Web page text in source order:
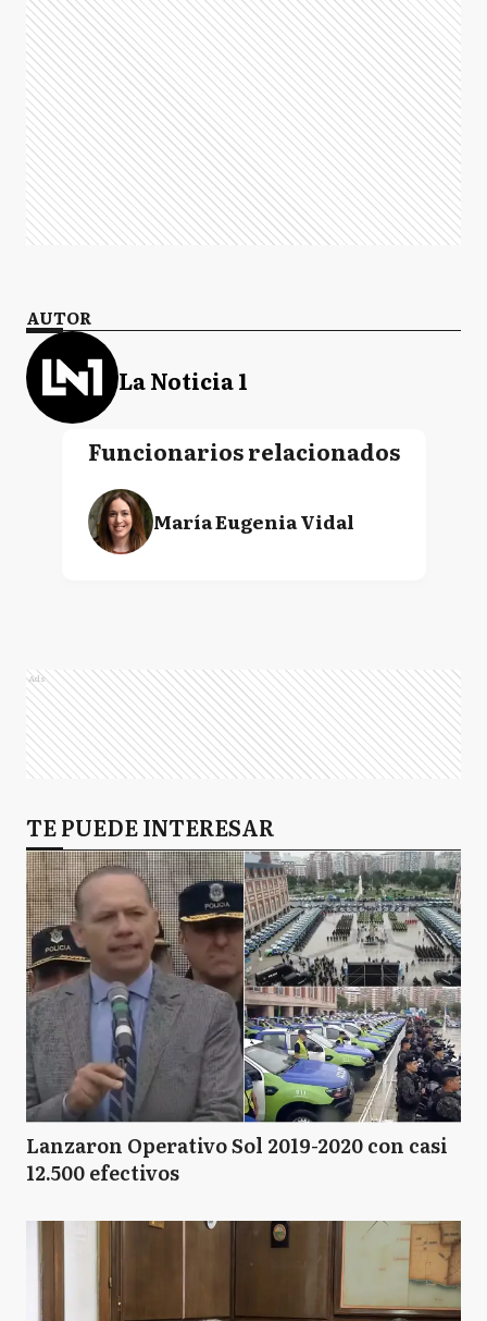
AUTOR
La Noticia 1
Funcionarios relacionados
María Eugenia Vidal
Ads
TE PUEDE INTERESAR
Lanzaron Operativo Sol 2019-2020 con casi
12.500 efectivos